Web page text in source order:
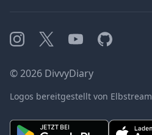
Instagram
X YouTubeGitHub
©2026 DivvyDiary
Logos bereitgestellt von Elbstream